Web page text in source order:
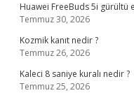
Huawei FreeBuds 5i gürültü
Temmuz 30, 2026
Kozmik kanıt nedir ?
Temmuz 26, 2026
Kaleci 8 saniye kuralı nedir ?
Temmuz 25, 2026